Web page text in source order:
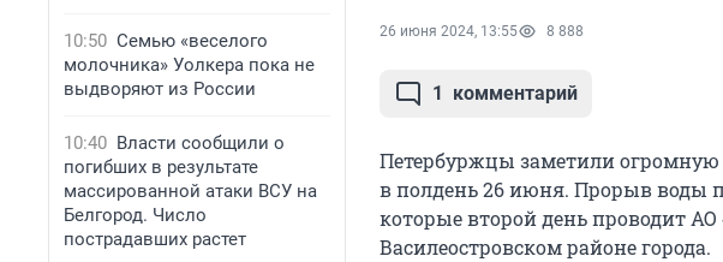
10:50 Семью «веселого
молочника» Уолкера пока не
выдворяют из России
10:40 Власти сообщили о
погибших в результате
массированной атаки ВСУ на
Белгород. Число
пострадавших растет
26 июня 2024, 13:55 8 888
1 комментарий
Петербуржцы заметили огромную
в полдень 26 июня. Прорыв воды
которые второй день проводит АО
Василеостровском районе города.